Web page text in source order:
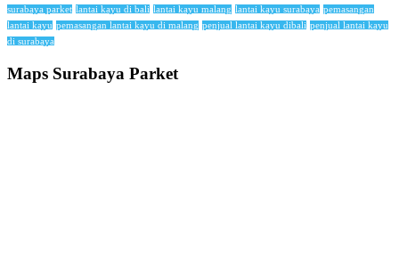
surabaya parket lantai kayu di bali lantai kayu malang lantai kayu surabaya pemasangan
lantai kayu pemasangan lantai kayu di malang penjual lantai kayu dibali penjual lantai kayu
di surabaya
Maps Surabaya Parket